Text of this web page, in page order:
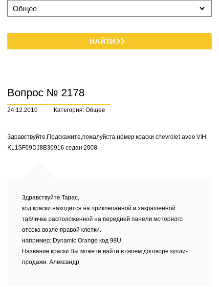
Общее
НАЙТИ
Вопрос № 2178
24.12.2010 Категория: Общее
Здравствуйте.Подскажите,пожалуйста номер краски chevrolet-aveo VIH
KL1SF69DJ8B30916 седан 2008
Здравствуйте Тарас,
код краски находится на приклепанной и закрашенной
табличке расположенной на передней панели моторного
отсека возле правой клепки.
например: Dynamic Orange код 98U
Название краски Вы можете найти в своем договоре купли-
продажи. Александр